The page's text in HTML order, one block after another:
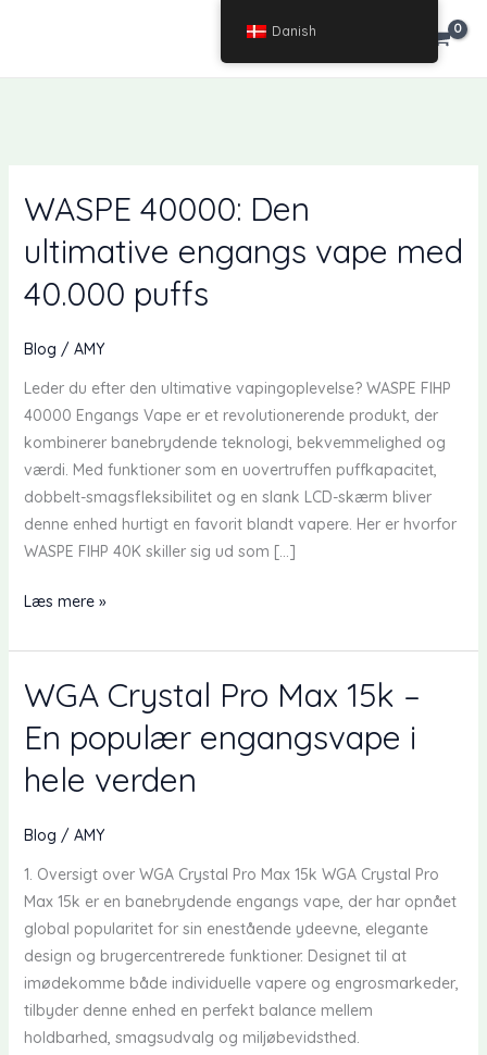
WASPE 40000: Den
ultimative engangs vape med
40.000 puffs
Blog / AMY
Leder du efter den ultimative vapingoplevelse? WASPE FIHP
40000 Engangs Vape er et revolutionerende produkt, der
kombinerer banebrydende teknologi, bekvemmelighed og
værdi. Med funktioner som en uovertruffen puffkapacitet,
dobbelt-smagsfleksibilitet og en slank LCD-skærm bliver
denne enhed hurtigt en favorit blandt vapere. Her er hvorfor
WASPE FIHP 40K skiller sig ud som […]
WASPE
Den
ultimative
engangs
vape
med
40.000
Læs mere »
WGA Crystal Pro Max 15k –
En populær engangsvape i
hele verden
Blog / AMY
1. Oversigt over WGA Crystal Pro Max 15k WGA Crystal Pro
Max 15k er en banebrydende engangs vape, der har opnået
global popularitet for sin enestående ydeevne, elegante
design og brugercentrerede funktioner. Designet til at
imødekomme både individuelle vapere og engrosmarkeder,
tilbyder denne enhed en perfekt balance mellem
holdbarhed, smagsudvalg og miljøbevidsthed.
Danish